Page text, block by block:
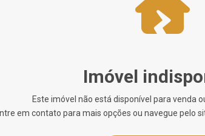
Imóvel
Este imóvel não está disponível para venda
em contato para mais opções ou navegue pelo